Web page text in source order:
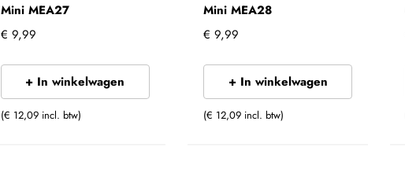
Mini MEA27
€ 9,99
+ In winkelwagen
(€ 12,09 incl. btw)
Mini MEA28
€ 9,99
+ In winkelwagen
(€ 12,09 incl. btw)